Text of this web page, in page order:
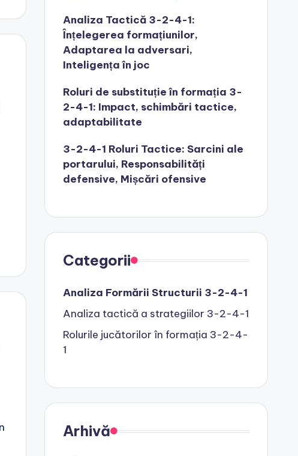
Analiza Tactică 3-2-4-1:
Înțelegerea formațiunilor,
Adaptarea la adversari,
Inteligența în joc
Roluri de substituție în formația 3-
2-4-1: Impact, schimbări tactice,
adaptabilitate
3-2-4-1 Roluri Tactice: Sarcini ale
portarului, Responsabilități
defensive, Mișcări ofensive
Categorii
Analiza Formării Structurii 3-2-4-1
Analiza tactică a strategiilor 3-2-4-1
Rolurile jucătorilor în formația 3-2-4-
1
Arhivă